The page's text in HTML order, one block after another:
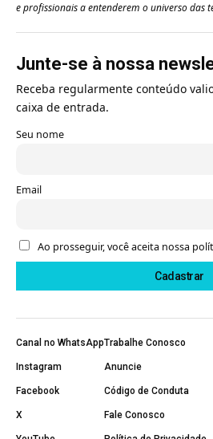
e profissionais a entenderem o universo das
Junte-se à nossa
Receba regularmente conteúdo
caixa de entrada.
Seu nome
Email
Ao prosseguir, você aceita nossa
Canal no WhatsApp
Instagram
Facebook
X
Trabalhe Conosco
Anuncie
Código de Conduta
Fale Conosco